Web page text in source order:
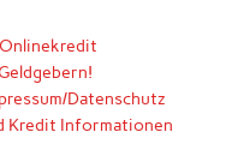
Onlinekredit
Datenschutz
Kredit Informationen